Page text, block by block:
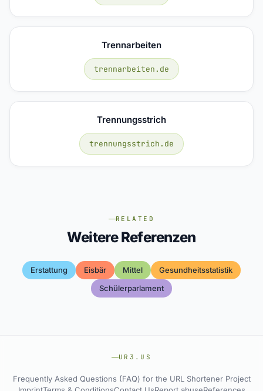
Trennarbeiten
trennarbeiten.de
Trennungsstrich
trennungsstrich.de
RELATED
Weitere Referenzen
Erstattung Eisbär Mittel
Gesundheitsstatistik
Schülerparlament
UR3.US
Frequently Asked Questions (FAQ) for the URL Shortener Project